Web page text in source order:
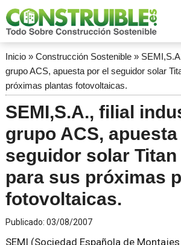
Inicio» Construcción Sostenible»
grupo ACS, apuesta por el seguidor solar
próximas plantas fotovoltaicas.
SEMI,S.A., filial
grupo ACS,
seguidor solar Titan
para sus próximas
fotovoltaicas.
Publicado: 03/08/2007
SEMI (Sociedad Española de